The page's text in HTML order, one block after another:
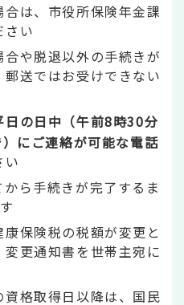
は、市役所保険年金課
さい
や脱退以外の手続きが
送ではお受けできない
日の日中（午前8時30分
にご連絡が可能な電話
い
ら手続きが完了するま
保険税の税額が変更と
更通知書を世帯主宛に
格取得日以降は、国民